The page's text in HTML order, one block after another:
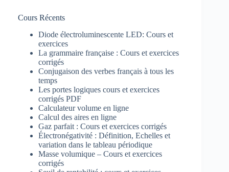
Cours Récents
Diode électroluminescente LED: Cours et
exercices
La grammaire française : Cours et exercices
corrigés
Conjugaison des verbes français à tous les
temps
Les portes logiques cours et exercices
corrigés PDF
Calculateur volume en ligne
Calcul des aires en ligne
Gaz parfait : Cours et exercices corrigés
Électronégativité : Définition, Echelles et
variation dans le tableau périodique
Masse volumique – Cours et exercices
corrigés